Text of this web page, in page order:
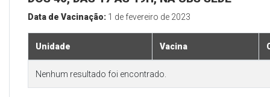
Data de Vacinação: 1 de fevereiro de 2023
Unidade Vacina
Nenhum resultado foi encontrado.